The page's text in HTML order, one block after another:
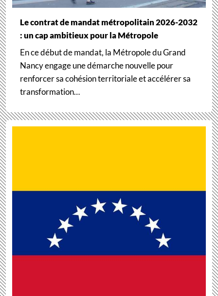
Le contrat de mandat métropolitain 2026-2032
: un cap ambitieux pour la Métropole
En ce début de mandat, la Métropole du Grand
Nancy engage une démarche nouvelle pour
renforcer sa cohésion territoriale et accélérer sa
transformation…